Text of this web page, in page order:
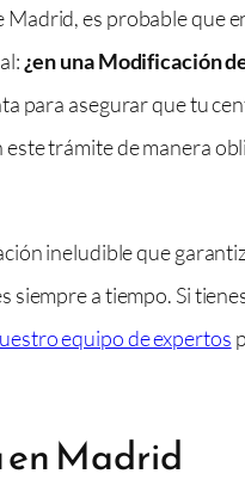
es probable que
¿en una Modificación
para asegurar que tu
trámite de manera
ineludible que
siempre a tiempo. Si
equipo de expertos
Madrid